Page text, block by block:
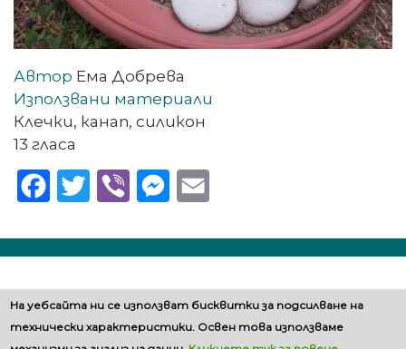
Автор Ема Добрева
Използвани материали
Клечки, канап, силикон
13 гласа
FacebookTwitterViber Messenger
Политика за бисквитките
На уебсайта ни се използват бисквитки за подсилване на
технически характеристики. Освен това използваме